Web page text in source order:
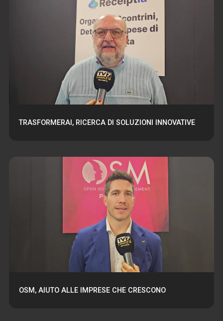
TRASFORMERAI, RICERCA DI SOLUZIONI INNOVATIVE
OSM, AIUTO ALLE IMPRESE CHE CRESCONO